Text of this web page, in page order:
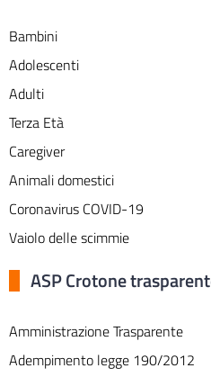
Bambini
Adolescenti
Adulti
Terza Età
Caregiver
Animali domestici
Coronavirus COVID-19
Vaiolo delle scimmie
ASP Crotone
Amministrazione Trasparente
Adempimento legge 190/2012